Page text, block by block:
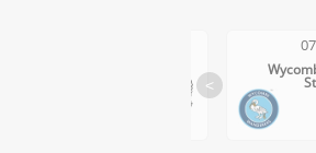
<
07
Wycombe